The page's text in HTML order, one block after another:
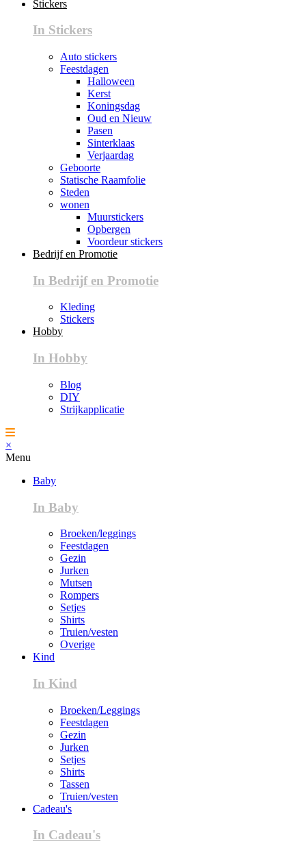
Stickers
In Stickers
Auto stickers
Feestdagen
Halloween
Kerst
Koningsdag
Oud en Nieuw
Pasen
Sinterklaas
Verjaardag
Geboorte
Statische Raamfolie
Steden
wonen
Muurstickers
Opbergen
Voordeur stickers
Bedrijf en Promotie
In Bedrijf en Promotie
Kleding
Stickers
Hobby
In Hobby
Blog
DIY
Strijkapplicatie
×
Menu
Baby
In Baby
Broeken/leggings
Feestdagen
Gezin
Jurken
Mutsen
Rompers
Setjes
Shirts
Truien/vesten
Overige
Kind
In Kind
Broeken/Leggings
Feestdagen
Gezin
Jurken
Setjes
Shirts
Tassen
Truien/vesten
Cadeau's
In Cadeau's